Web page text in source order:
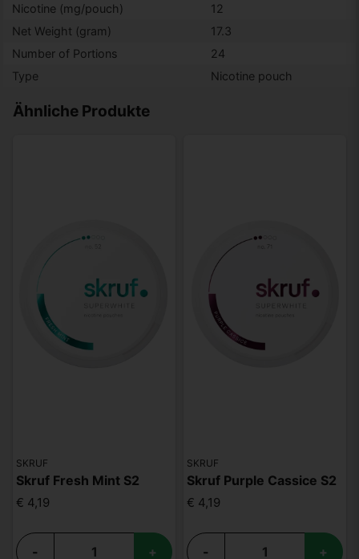
Ähnliche Produkte
SKRUF
Skruf Fresh Mint S2
€ 4,19
- +
SKRUF
Skruf Purple Cassice S2
€ 4,19
- +
Nicotine (mg/pouch)
12
Net Weight (gram)
17.3
Number of Portions
24
Type
Nicotine pouch